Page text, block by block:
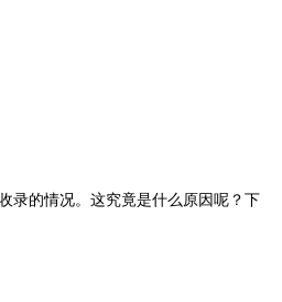
录的情况。这究竟是什么原因呢？下